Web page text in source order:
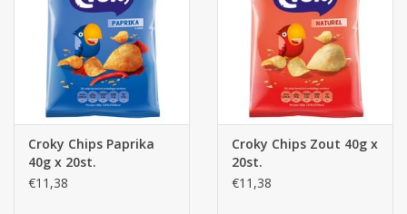
Croky Chips Paprika
40g x 20st.
€11,38
Croky Chips Zout 40g x
20st.
€11,38